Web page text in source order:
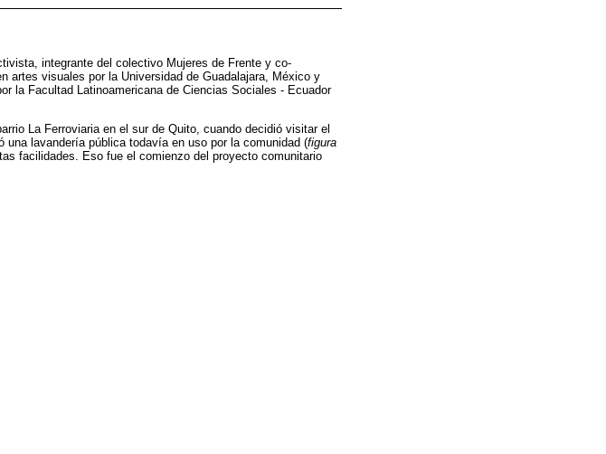
integrante del colectivo Mujeres de Frente y co-
artes visuales por la Universidad de Guadalajara, México y
la Facultad Latinoamericana de Ciencias Sociales - Ecuador
La Ferroviaria en el sur de Quito, cuando decidió visitar el
una lavandería pública todavía en uso por la comunidad (figura
facilidades. Eso fue el comienzo del proyecto comunitario